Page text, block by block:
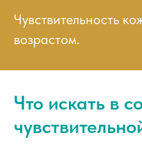
Чувствительность
возрастом.
Что искать в